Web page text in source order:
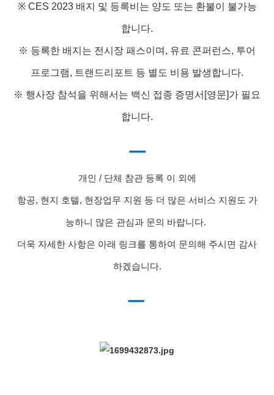
※ CES 2023 배지 및 등록비는 양도 또는 환불이 불가능
합니다.
※ 등록한 배지는 전시장 패스이며, 유료 콘퍼런스, 투어
프로그램, 트랜드리포트 등 별도 비용 발생합니다.
※ 행사장 참석을 위해서는 백신 접종 증명서[영문]가 필요
합니다.
ㅡ
개인 / 단체 참관 등록 이 외에
항공, 현지 호텔, 현장업무 지원 등 더 많은 서비스 지원도 가
능하니 많은 관심과 문의 바랍니다.
더욱 자세한 사항은 아래 링크를 통하여 문의해 주시면 감사
하겠습니다.
ㅡ